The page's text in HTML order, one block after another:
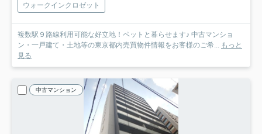
ウォークインクロゼット
複数駅９路線利用可能な好立地！ペットと暮らせます♪ 中古マンショ
ン・一戸建て・土地等の東京都内売買物件情報をお客様のご希...
もっと
見る
中古マンション